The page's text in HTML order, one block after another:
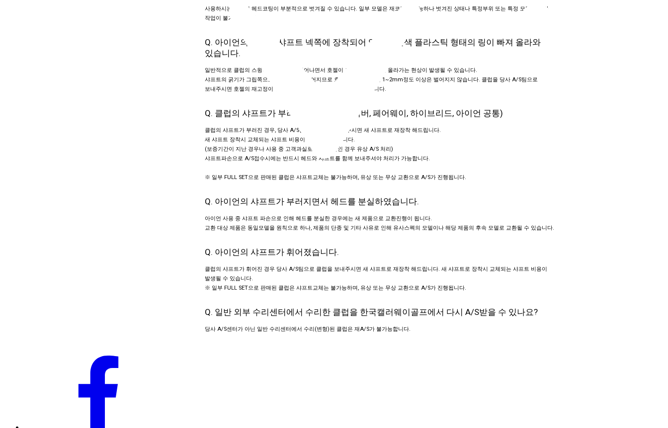
사용하시는 클럽의 헤드코팅이 부분적으로 벗겨질 수 있습니다. 일부 모델은 재코팅이 가능하나 벗겨진 상태나 특정부위 또는 특정 모델에 따라
작업이 불가능 합니다
Q. 아이언의 헤드와 샤프트 넥쪽에 장착되어 있는 검은색 플라스틱 형태의 링이 빠져 올라와
있습니다.
일반적으로 클럽의 스윙이 반복적으로 일어나면서 호젤이 조금씩 밀려 빠져 올라가는 현상이 발생될 수 있습니다.
샤프트의 굵기가 그립쪽으로 가면서 점차 굵어지므로 호젤의 빠짐 현상이 1~2mm정도 이상은 벌어지지 않습니다. 클럽을 당사 A/S팀으로
보내주시면 호젤의 재고정이 필요하다고 판단되는 경우 처리하여 드립니다.
Q. 클럽의 샤프트가 부러졌습니다. (드라이버, 페어웨이, 하이브리드, 아이언 공통)
클럽의 샤프트가 부러진 경우, 당사 A/S팀으로 클럽을 보내주시면 새 샤프트로 재장착 해드립니다.
새 샤프트 장착시 교체되는 샤프트 비용이 발생될 수 있습니다.
(보증기간이 지난 경우나 사용 중 고객과실로 인한 파손인 경우 유상 A/S 처리)
샤프트파손으로 A/S접수시에는 반드시 헤드와 샤프트를 함께 보내주셔야 처리가 가능합니다.
※ 일부 FULL SET으로 판매된 클럽은 샤프트교체는 불가능하며, 유상 또는 무상 교환으로 A/S가 진행됩니다.
Q. 아이언의 샤프트가 부러지면서 헤드를 분실하였습니다.
아이언 사용 중 샤프트 파손으로 인해 헤드를 분실한 경우에는 새 제품으로 교환진행이 됩니다.
교환 대상 제품은 동일모델을 원칙으로 하나, 제품의 단종 및 기타 사유로 인해 유사스펙의 모델이나 해당 제품의 후속 모델로 교환될 수 있습니다.
Q. 아이언의 샤프트가 휘어졌습니다.
클럽의 샤프트가 휘어진 경우 당사 A/S팀으로 클럽을 보내주시면 새 샤프트로 재장착 해드립니다. 새 샤프트로 장착시 교체되는 샤프트 비용이
발생될 수 있습니다.
※ 일부 FULL SET으로 판매된 클럽은 샤프트교체는 불가능하며, 유상 또는 무상 교환으로 A/S가 진행됩니다.
Q. 일반 외부 수리센터에서 수리한 클럽을 한국캘러웨이골프에서 다시 A/S받을 수 있나요?
당사 A/S센터가 아닌 일반 수리센터에서 수리(변형)된 클럽은 재A/S가 불가능합니다.